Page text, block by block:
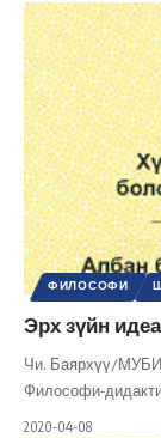
ФИЛОСОФИ
Эрх зүйн
Чи. Баярхүү/
Философи-
2020-04-08